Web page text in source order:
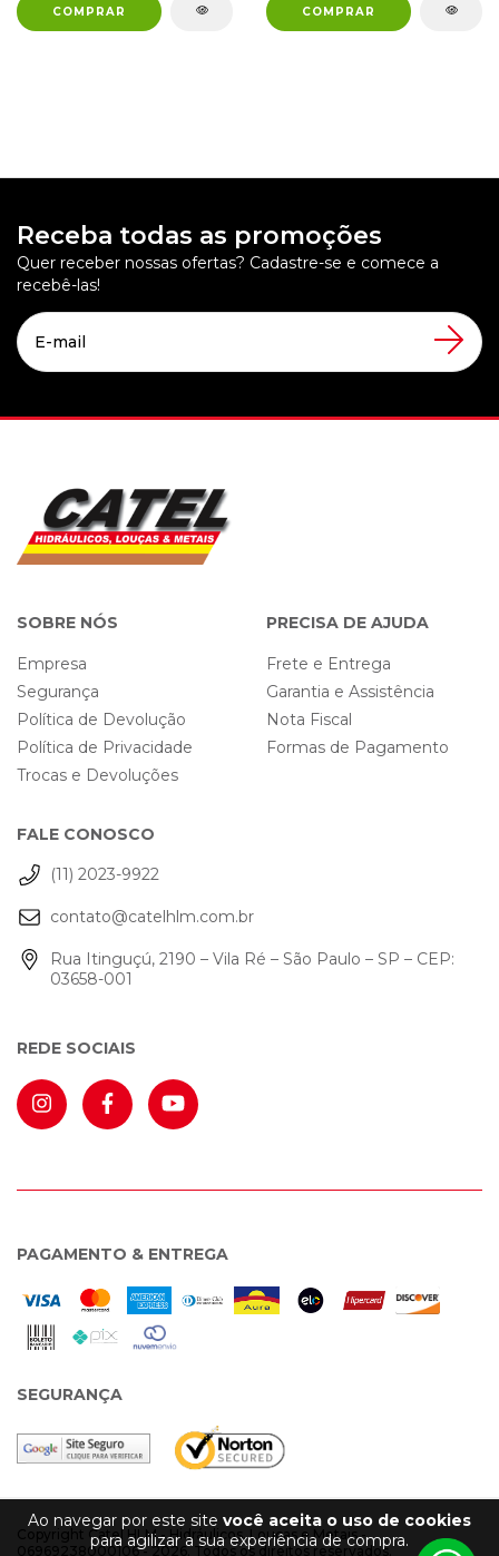
Ao navegar por este site você aceita o uso de cookies
para agilizar a sua experiência de compra.
Receba todas as promoções
Quer receber nossas ofertas? Cadastre-se e comece a
recebê-las!
SOBRE NÓS
Empresa
Segurança
Política de Devolução
Política de Privacidade
Trocas e Devoluções
PRECISA DE AJUDA
Frete e Entrega
Garantia e Assistência
Nota Fiscal
Formas de Pagamento
FALE CONOSCO
(11) 2023-9922
contato@catelhlm.com.br
Rua Itinguçú, 2190 – Vila Ré – São Paulo – SP – CEP:
03658-001
REDE SOCIAIS
PAGAMENTO & ENTREGA
SEGURANÇA
Copyright Catel HLM - Hidráulicos, Louças e Metais -
06969238000106 - 2026. Todos os direitos reservados.